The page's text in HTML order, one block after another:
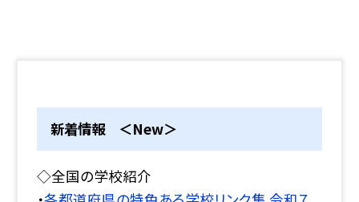
新着情報 ＜New＞
◇全国の学校紹介